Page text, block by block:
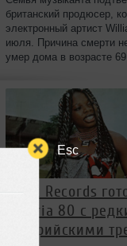
Esc
британский продюсер,
электронный артист
июля. Причина смерти
умер дома в возрасте
Strut Records
Nigeria 80 с
нигерийскими